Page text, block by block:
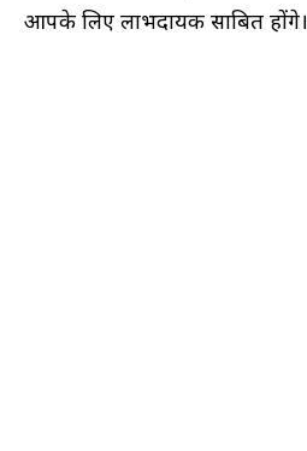
आपके लिए लाभदायक साबित होंगे।